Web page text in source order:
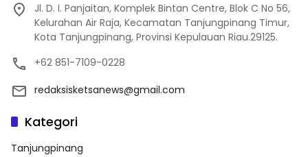
Jl. D. I. Panjaitan, Komplek Bintan Centre, Blok C No 56,
Kelurahan Air Raja, Kecamatan Tanjungpinang Timur,
Kota Tanjungpinang, Provinsi Kepulauan Riau.29125.
+62 851-7109-0228
redaksisketsanews@gmail.com
Kategori
Tanjungpinang